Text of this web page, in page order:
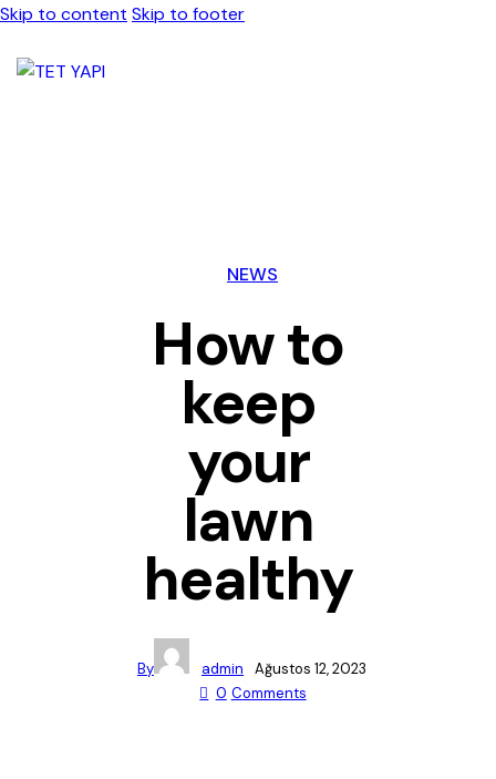
Skip to content Skip to footer
NEWS
How to
keep
your
lawn
healthy
By admin
Ağustos 12, 2023
0 Comments